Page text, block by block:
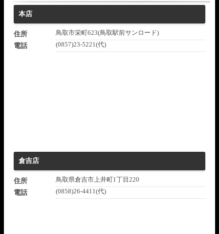
本店
住所
鳥取市栄町623(鳥取駅前サンロード)
電話
(0857)23-5221(代)
倉吉店
住所
鳥取県倉吉市上井町1丁目220
電話
(0858)26-4411(代)